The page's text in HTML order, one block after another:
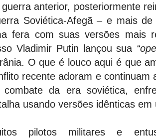
guerra anterior, posteriormente
Soviética-Afegã – e mais
fera com suas versões mais
Vladimir Putin lançou sua
O que é louco aqui é que
recente adoram e continuam
combate da era soviética,
usando versões idênticas
pilotos militares e